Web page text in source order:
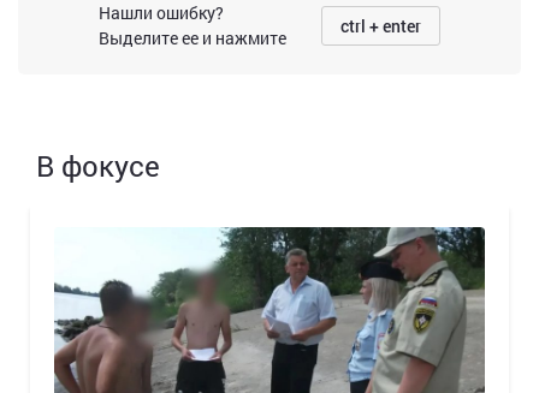
Нашли ошибку?
Выделите ее и нажмите
ctrl + enter
В фокусе